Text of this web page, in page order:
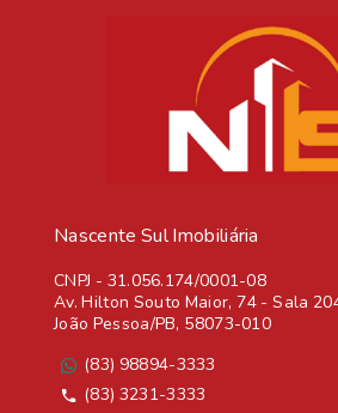
Nascente Sul Imobiliária
CNPJ - 31.056.174/0001-08
Av. Hilton Souto Maior, 74 - Sala
João Pessoa/PB, 58073-010
(83) 98894-3333
(83) 3231-3333